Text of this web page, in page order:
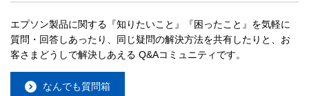
エプソン製品に関する『知りたいこと』『困ったこと』を気軽に
質問・回答しあったり、同じ疑問の解決方法を共有したりと、お
客さまどうしで解決しあえる Q&Aコミュニティです。
なんでも質問箱